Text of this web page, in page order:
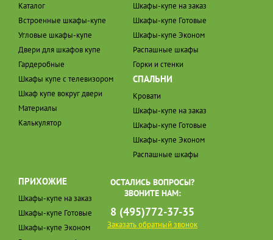
Каталог
Встроенные шкафы-купе
Угловые шкафы-купе
Двери для шкафов купе
Гардеробные
Шкафы купе с телевизором
Шкаф купе вокруг двери
Материалы
Калькулятор
Шкафы-купе на заказ
Шкафы-купе Готовые
Шкафы-купе Эконом
Распашные шкафы
Горки и стенки
СПАЛЬНИ
Кровати
Шкафы-купе на заказ
Шкафы-купе Готовые
Шкафы-купе Эконом
Распашные шкафы
ПРИХОЖИЕ
Шкафы-купе на заказ
Шкафы-купе Готовые
Шкафы-купе Эконом
ОСТАЛИСЬ ВОПРОСЫ?
ЗВОНИТЕ НАМ:
8 (495)772-37-35
Заказать обратный звонок